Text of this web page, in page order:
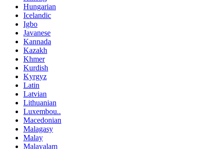
Hungarian
Icelandic
Igbo
Javanese
Kannada
Kazakh
Khmer
Kurdish
Kyrgyz
Latin
Latvian
Lithuanian
Luxembou..
Macedonian
Malagasy
Malay
Malayalam